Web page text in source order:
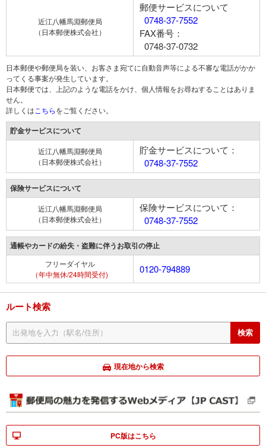
近江八幡馬淵郵便局
（日本郵便株式会社）
郵便サービスについて
0748-37-7552
FAX番号：
0748-37-0732
日本郵便や郵便局を装い、お客さま宛てに自動音声等による不審な電話がかか
ってくる事案が発生しています。
日本郵便では、上記のような電話をかけ、個人情報をお尋ねすることはありま
せん。
詳しくは こちらをご覧ください。
貯金サービスについて
近江八幡馬淵郵便局
（日本郵便株式会社）
貯金サービスについて：
0748-37-7552
保険サービスについて
近江八幡馬淵郵便局
（日本郵便株式会社）
保険サービスについて：
0748-37-7552
通帳やカードの紛失・盗難に伴うお取引の停止
フリーダイヤル
（年中無休/24時間受付)
0120-794889
ルート検索
現在地から検索
PC版はこちら